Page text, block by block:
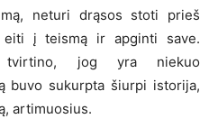
neturi drąsos stoti prieš
eiti į teismą ir apginti save.
tvirtino, jog yra niekuo
buvo sukurpta šiurpi istorija,
artimuosius.